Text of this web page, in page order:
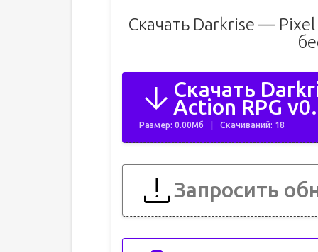
Скачать Darkrise —
Скачать
Action RPG
Размер: 0.00Мб Скачиваний: 18
Запросить